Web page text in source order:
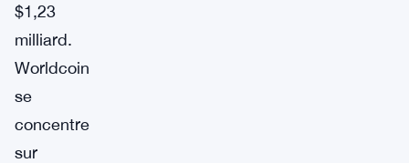
$1,23
milliard.
Worldcoin
se
concentre
sur